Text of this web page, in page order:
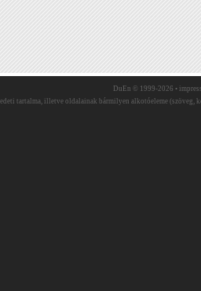
DuEn © 1999-2026 •
tartalma, illetve oldalainak bármilyen alkotóeleme (szöveg,